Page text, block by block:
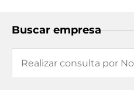
Buscar empresa